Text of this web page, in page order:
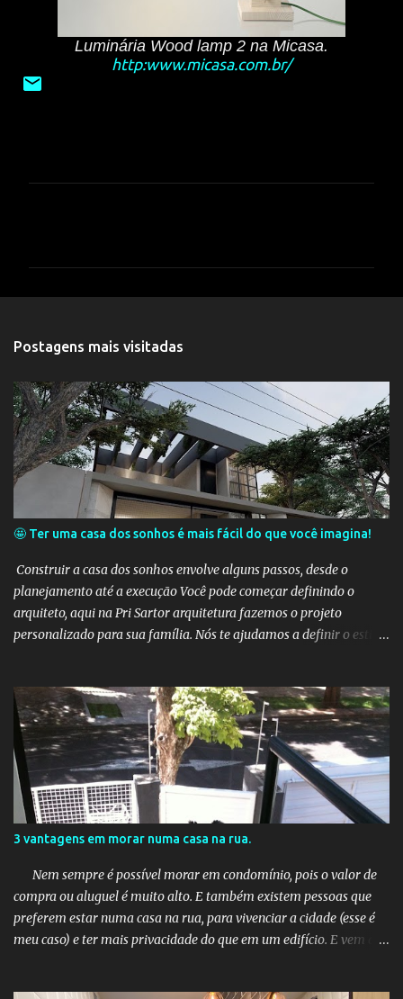
Luminária Wood lamp 2 na Micasa.
http:www.micasa.com.br/
r
i
o
s
Postagens mais visitadas
🤩 Ter uma casa dos sonhos é mais fácil do que você imagina!
Construir a casa dos sonhos envolve alguns passos, desde o
planejamento até a execução Você pode começar definindo o
arquiteto, aqui na Pri Sartor arquitetura fazemos o projeto
personalizado para sua família. Nós te ajudamos a definir o estilo
seguida, é importante criar um orçamento, nós somos gestores de
obra, e te ajudamos a construir sua casa dentro do valor que você
pode gastar. Certifique-se de considerar elementos como
sustentabilidade, eficiência energética e conforto. O processo pode
ser desafiador, mas com planejamento cuidadoso, você estará
mais perto de tornar sua casa dos sonhos uma realidade. Vamos
começar a planejar a sua casa dos sonhos?👇🏻
3 vantagens em morar numa casa na rua.
Nem sempre é possível morar em condomínio, pois o valor de
compra ou aluguel é muito alto. E também existem pessoas que
preferem estar numa casa na rua, para vivenciar a cidade (esse é
meu caso) e ter mais privacidade do que em um edifício. E vem a